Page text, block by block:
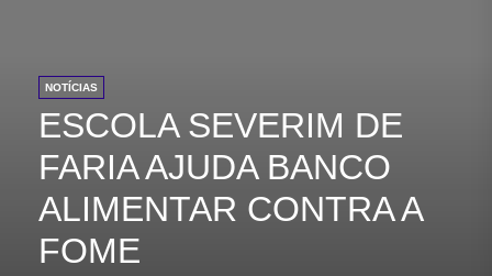
NOTÍCIAS
ESCOLA SEVERIM DE
FARIA AJUDA BANCO
ALIMENTAR CONTRA A
FOME